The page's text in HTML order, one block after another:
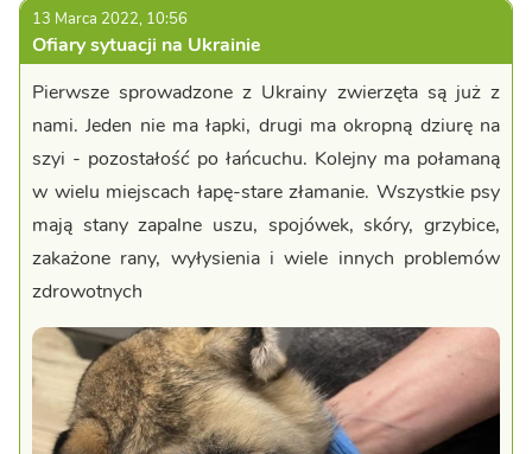
13 Marca 2022, 10:56
Ofiary sytuacji na Ukrainie
Pierwsze sprowadzone z Ukrainy zwierzęta są już z
nami. Jeden nie ma łapki, drugi ma okropną dziurę na
szyi - pozostałość po łańcuchu. Kolejny ma połamaną
w wielu miejscach łapę-stare złamanie. Wszystkie psy
mają stany zapalne uszu, spojówek, skóry, grzybice,
zakażone rany, wyłysienia i wiele innych problemów
zdrowotnych